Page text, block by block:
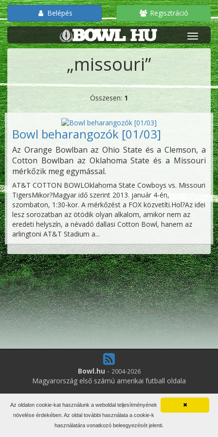
Belépés Regisztráció
„missouri”
Összesen: 1
Bowl beharangozók [01/03]
Az Orange Bowlban az Ohio State és a Clemson, a
Cotton Bowlban az Oklahoma State és a Missouri
mérkőzik meg egymással.
AT&T COTTON BOWLOklahoma State Cowboys vs. Missouri
TigersMikor?Magyar idő szerint 2013. január 4-én,
szombaton, 1:30-kor. A mérkőzést a FOX közvetíti.Hol?Az idei
lesz sorozatban az ötödik olyan alkalom, amikor nem az
eredeti helyszín, a névadó dallasi Cotton Bowl, hanem az
arlingtoni AT&T Stadium a...
Bowl.hu - 2004-2026
Magyarország első számú amerikai futball oldala
12
online felhasználó
Minden jog fenntartva. Írott anyagok újraközlése csak a szerző
engedélyével.
Impresszum
✖
Az oldalon cookie-kat használunk a weboldal teljesítményének
növelése érdekében. Az oldal további használata a cookie-k
használatára vonatkozó beleegyezését jelenti.